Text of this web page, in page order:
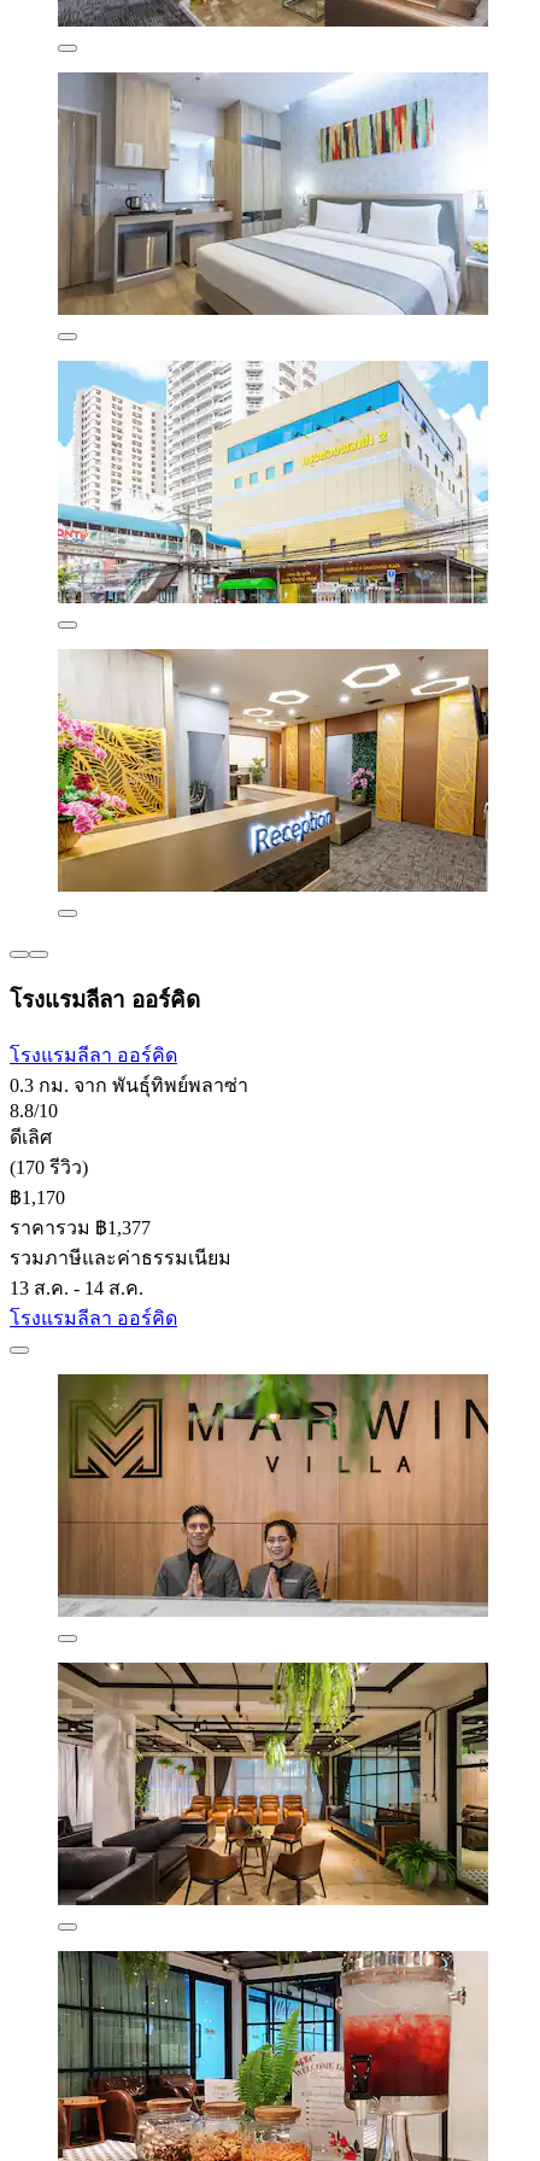
โรงแรมลีลา ออร์คิด
โรงแรมลีลา ออร์คิด
0.3 กม. จาก พันธุ์ทิพย์พลาซ่า
8.8/10
ดีเลิศ
(170 รีวิว)
฿1,170
ราคารวม ฿1,377
รวมภาษีและค่าธรรมเนียม
13 ส.ค. - 14 ส.ค.
โรงแรมลีลา ออร์คิด